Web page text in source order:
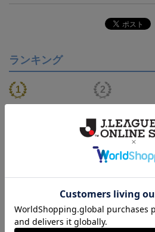
ランキング
フォーム オーセンティッ
クモデル:FP1st
21,450円～25,950円
会員特典
フォーム オーセン
クモデル:GK
21,450円～25,950円
会員特典